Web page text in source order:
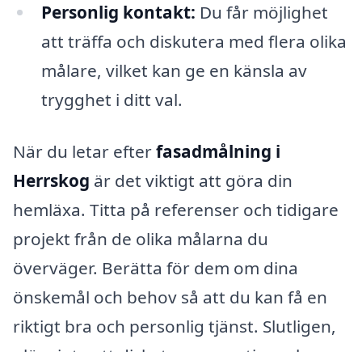
Personlig kontakt: Du får möjlighet
att träffa och diskutera med flera olika
målare, vilket kan ge en känsla av
trygghet i ditt val.
När du letar efterfasadmålning i
Herrskog är det viktigt att göra din
hemläxa. Titta på referenser och tidigare
projekt från de olika målarna du
överväger. Berätta för dem om dina
önskemål och behov så att du kan få en
riktigt bra och personlig tjänst. Slutligen,